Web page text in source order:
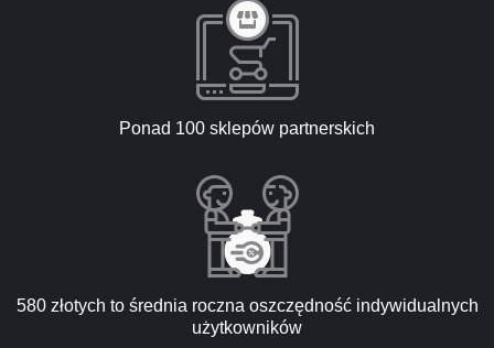
Ponad 100 sklepów partnerskich
580 złotych to średnia roczna oszczędność indywidualnych
użytkowników